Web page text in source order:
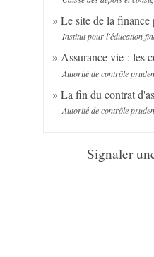
Le site de la finance
Institut pour l'éducation
Assurance vie : les
Autorité de contrôle
La fin du contrat
Autorité de contrôle
Signaler